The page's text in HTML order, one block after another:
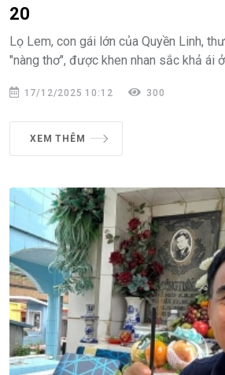
20
Lọ Lem, con gái lớn của Quyền Linh,
"nàng thơ", được khen nhan sắc khả ái
17/12/2025 10:12 300
XEM THÊM